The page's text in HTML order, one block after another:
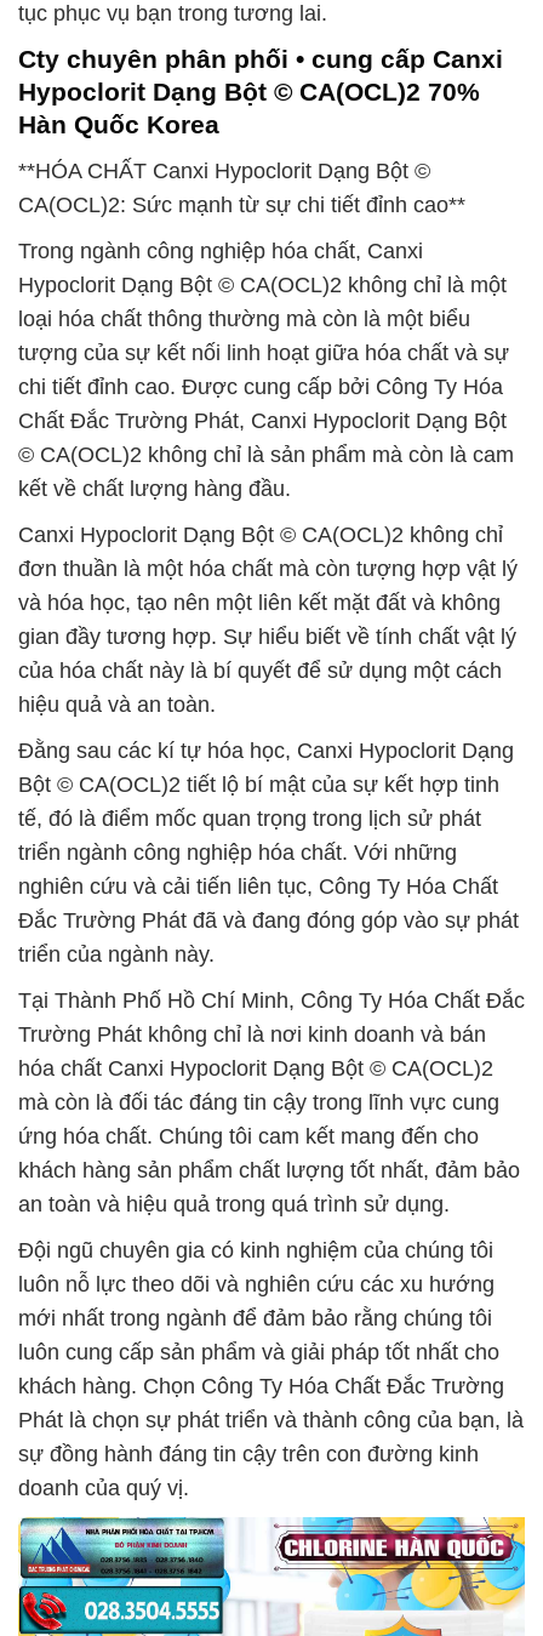
tục phục vụ bạn trong tương lai.
Cty chuyên phân phối • cung cấp Canxi
Hypoclorit Dạng Bột © CA(OCL)2 70%
Hàn Quốc Korea
**HÓA CHẤT Canxi Hypoclorit Dạng Bột ©
CA(OCL)2: Sức mạnh từ sự chi tiết đỉnh cao**
Trong ngành công nghiệp hóa chất, Canxi
Hypoclorit Dạng Bột © CA(OCL)2 không chỉ là một
loại hóa chất thông thường mà còn là một biểu
tượng của sự kết nối linh hoạt giữa hóa chất và sự
chi tiết đỉnh cao. Được cung cấp bởi Công Ty Hóa
Chất Đắc Trường Phát, Canxi Hypoclorit Dạng Bột
© CA(OCL)2 không chỉ là sản phẩm mà còn là cam
kết về chất lượng hàng đầu.
Canxi Hypoclorit Dạng Bột © CA(OCL)2 không chỉ
đơn thuần là một hóa chất mà còn tượng hợp vật lý
và hóa học, tạo nên một liên kết mặt đất và không
gian đầy tương hợp. Sự hiểu biết về tính chất vật lý
của hóa chất này là bí quyết để sử dụng một cách
hiệu quả và an toàn.
Đằng sau các kí tự hóa học, Canxi Hypoclorit Dạng
Bột © CA(OCL)2 tiết lộ bí mật của sự kết hợp tinh
tế, đó là điểm mốc quan trọng trong lịch sử phát
triển ngành công nghiệp hóa chất. Với những
nghiên cứu và cải tiến liên tục, Công Ty Hóa Chất
Đắc Trường Phát đã và đang đóng góp vào sự phát
triển của ngành này.
Tại Thành Phố Hồ Chí Minh, Công Ty Hóa Chất Đắc
Trường Phát không chỉ là nơi kinh doanh và bán
hóa chất Canxi Hypoclorit Dạng Bột © CA(OCL)2
mà còn là đối tác đáng tin cậy trong lĩnh vực cung
ứng hóa chất. Chúng tôi cam kết mang đến cho
khách hàng sản phẩm chất lượng tốt nhất, đảm bảo
an toàn và hiệu quả trong quá trình sử dụng.
Đội ngũ chuyên gia có kinh nghiệm của chúng tôi
luôn nỗ lực theo dõi và nghiên cứu các xu hướng
mới nhất trong ngành để đảm bảo rằng chúng tôi
luôn cung cấp sản phẩm và giải pháp tốt nhất cho
khách hàng. Chọn Công Ty Hóa Chất Đắc Trường
Phát là chọn sự phát triển và thành công của bạn, là
sự đồng hành đáng tin cậy trên con đường kinh
doanh của quý vị.